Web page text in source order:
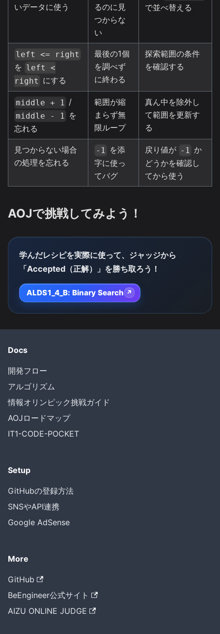
いデータに使う
るのに見
つからな
い
で並べ替える
left <= right
を left <
right にする
最後の1個
を調べず
に終わる
探索範囲の条件
を確認する
middle + 1 /
middle - 1 を
忘れる
範囲が縮
まらず無
限ループ
真ん中を除外し
て範囲を更新す
る
見つからない場合
の処理を忘れる
-1 を添
字に使っ
てバグ
戻り値が -1 か
どうかを確認し
てから使う
AOJで挑戦してみよう！
学んだレシピを実際に使って、ジャッジから
「Accepted（正解）」を勝ち取ろう！
ALDS1_4_B: Binary Search ↗
Docs
開発フロー
アルゴリズム
情報オリンピック挑戦ガイド
AOJロードマップ
IT1-CODE-POCKET
Setup
GitHubの登録方法
SNSやAPI連携
Google AdSense
More
GitHub
BeEngineer公式サイト
AIZU ONLINE JUDGE